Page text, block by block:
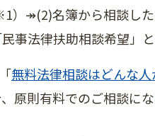
）↠​(2)名簿から相談し
事法律扶助相談希望」
無料法律相談はどんな
原則有料でのご相談に